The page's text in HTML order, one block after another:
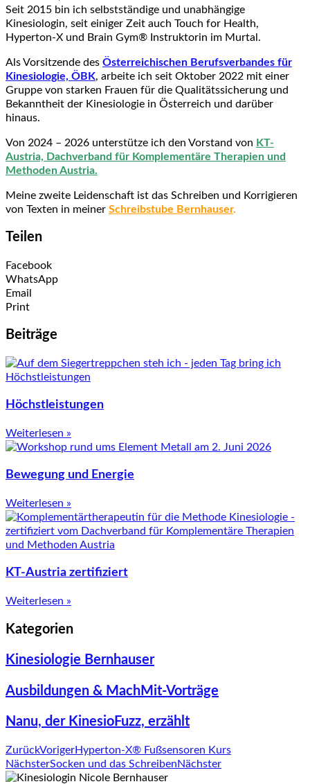
Seit 2015 bin ich selbstständige und unabhängige
Kinesiologin, seit einiger Zeit auch Touch for Health,
Hyperton-X und Brain Gym® Instruktorin im Murtal.
Als Vorsitzende des Österreichischen Berufsverbandes für
Kinesiologie, ÖBK, arbeite ich seit Oktober 2022 mit einer
Gruppe von starken Frauen für die Qualitätssicherung und
Bekanntheit der Kinesiologie in Österreich und darüber
hinaus.
Von 2024 – 2026 unterstütze ich den Vorstand von KT-
Austria, Dachverband für Komplementäre Therapien und
Methoden Austria.
Meine zweite Leidenschaft ist das Schreiben und Korrigieren
von Texten in meiner Schreibstube Bernhauser.
Teilen
Facebook
WhatsApp
Email
Print
Beiträge
Höchstleistungen
Weiterlesen »
Bewegung und Energie
Weiterlesen »
KT-Austria zertifiziert
Weiterlesen »
Kategorien
Kinesiologie Bernhauser
Ausbildungen & MachMit-Vorträge
Nanu, der KinesioFuzz, erzählt
ZurückVorigerHyperton-X® Fußsensoren Kurs
NächsterSocken und das SchreibenNächster